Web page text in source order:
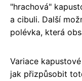
"hrachová"
a cibuli. Další
polévka, která
Variace
jak přizpůsobit